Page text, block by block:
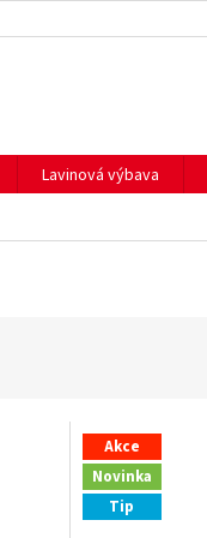
Lavinová výbava
Akce
Novinka
Tip